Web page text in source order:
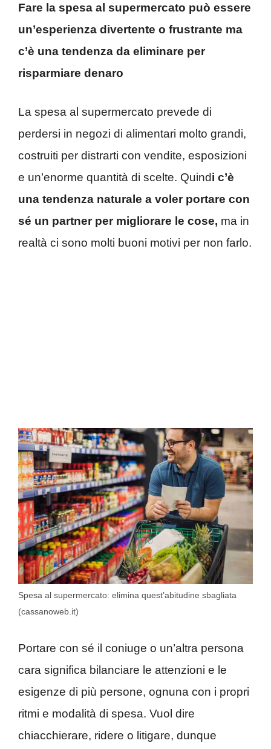
Fare la spesa al supermercato può essere
un’esperienza divertente o frustrante ma
c’è una tendenza da eliminare per
risparmiare denaro
La spesa al supermercato prevede di
perdersi in negozi di alimentari molto grandi,
costruiti per distrarti con vendite, esposizioni
e un’enorme quantità di scelte. Quindi c’è
una tendenza naturale a voler portare con
sé un partner per migliorare le cose, ma in
realtà ci sono molti buoni motivi per non farlo.
Spesa al supermercato: elimina quest’abitudine sbagliata
(cassanoweb.it)
Portare con sé il coniuge o un’altra persona
cara significa bilanciare le attenzioni e le
esigenze di più persone, ognuna con i propri
ritmi e modalità di spesa. Vuol dire
chiacchierare, ridere o litigare, dunque